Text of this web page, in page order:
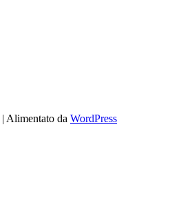
| Alimentato da WordPress